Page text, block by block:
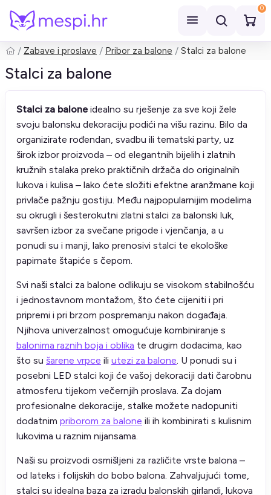
0
Pretraži
Zabave i proslave Pribor za balone Stalci za balone
Stalci za balone
Stalci za balone idealno su rješenje za sve koji žele
svoju balonsku dekoraciju podići na višu razinu. Bilo da
organizirate rođendan, svadbu ili tematski party, uz
širok izbor proizvoda – od elegantnih bijelih i zlatnih
kružnih stalaka preko praktičnih držača do originalnih
lukova i kulisa – lako ćete složiti efektne aranžmane koji
privlače pažnju gostiju. Među najpopularnijim modelima
su okrugli i šesterokutni zlatni stalci za balonski luk,
savršen izbor za svečane prigode i vjenčanja, a u
ponudi su i manji, lako prenosivi stalci te ekološke
papirnate štapiće s čepom.
Svi naši stalci za balone odlikuju se visokom stabilnošću
i jednostavnom montažom, što ćete cijeniti i pri
pripremi i pri brzom pospremanju nakon događaja.
Njihova univerzalnost omogućuje kombiniranje s
balonima raznih boja i oblika te drugim dodacima, kao
što su šarene vrpce ili utezi za balone. U ponudi su i
posebni LED stalci koji će vašoj dekoraciji dati čarobnu
atmosferu tijekom večernjih proslava. Za dojam
profesionalne dekoracije, stalke možete nadopuniti
dodatnim priborom za balone ili ih kombinirati s kulisnim
lukovima u raznim nijansama.
Naši su proizvodi osmišljeni za različite vrste balona –
od lateks i folijskih do bobo balona. Zahvaljujući tome,
stalci su idealna baza za izradu balonskih girlandi, lukova